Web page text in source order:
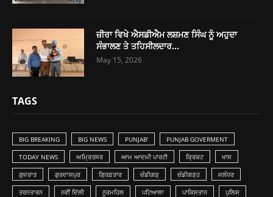
ਜ਼ੀਰਾ ਵਿਖੇ ਐਸਡੀਐਮ ਲਸ਼ਮਣ ਸਿੰਘ ਨੂੰ ਅਹੁਦਾ
ਸੰਭਾਲਣ ਤੇ ਤਹਿਸੀਲਦਾਰ...
May 15, 2026
TAGS
BIG BREAKING BIG NEWS PUNJAB' PUNJAB GOVERMENT
TODAY NEWS ਅਮ੍ਰਿਤਸਰ ਆਮ ਆਦਮੀ ਪਾਰਟੀ ਕ੍ਰਿਕਟ ਖਾਸ
ਗੁਜਰਾਤ ਗੁਰਦਾਸਪੁਰ ਗ੍ਰਿਫ਼ਤਾਰ ਚੰਡੀਗੜ੍ ਚੰਡੀਗੜ੍ਹ ਜਲੰਧਰ
ਤਰਨਤਾਰਨ ਨਵੀਂ ਦਿੱਲੀ ਨੂਰਮਹਿਲ ਪਟਿਆਲਾ ਪਾਕਿਸਤਾਨ ਪੁਲਿਸ